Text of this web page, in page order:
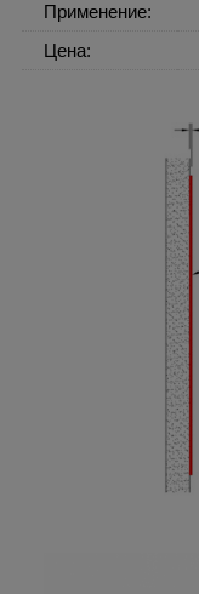
Применение:
Цена: